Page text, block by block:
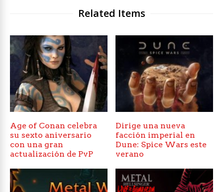
Related Items
Age of Conan celebra
su sexto aniversario
con una gran
actualización de PvP
Dirige una nueva
facción imperial en
Dune: Spice Wars este
verano